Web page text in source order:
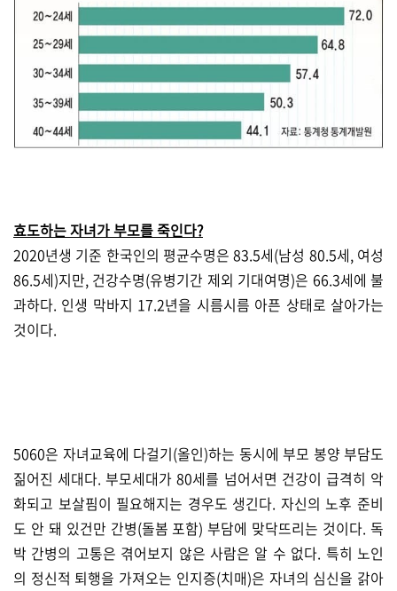
효도하는 자녀가 부모를 죽인다?
2020년생 기준 한국인의 평균수명은 83.5세(남성 80.5세, 여성
86.5세)지만, 건강수명(유병기간 제외 기대여명)은 66.3세에 불
과하다. 인생 막바지 17.2년을 시름시름 아픈 상태로 살아가는
것이다.
5060은 자녀교육에 다걸기(올인)하는 동시에 부모 봉양 부담도
짊어진 세대다. 부모세대가 80세를 넘어서면 건강이 급격히 악
화되고 보살핌이 필요해지는 경우도 생긴다. 자신의 노후 준비
도 안 돼 있건만 간병(돌봄 포함) 부담에 맞닥뜨리는 것이다. 독
박 간병의 고통은 겪어보지 않은 사람은 알 수 없다. 특히 노인
의 정신적 퇴행을 가져오는 인지증(치매)은 자녀의 심신을 갉아